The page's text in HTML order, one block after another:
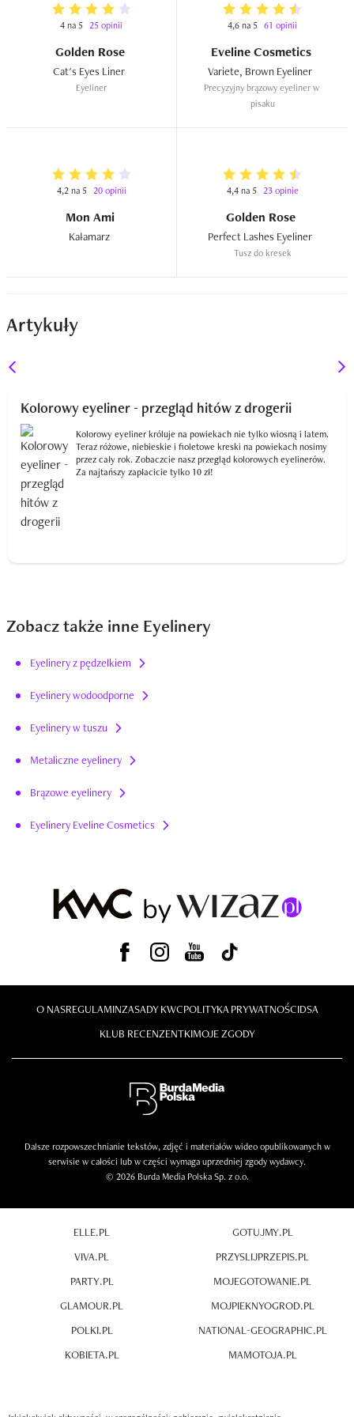
reakcji alergicznej czy innych negatywnych skutków
stosowania tego eyelinera
4 na 5 25 opinii
Golden Rose
Eyeliner
4,6 na 5 61 opinii
Eveline Cosmetics
Precyzyjny brązowy eyeliner w
pisaku
4,2 na 5 20 opinii
Mon Ami
4,4 na 5 23 opinie
Golden Rose
Tusz do kresek
Artykuły
Kolorowy eyeliner - przegląd hitów z drogerii
Kolorowy eyeliner króluje na powiekach nie tylko wiosną i latem.
Teraz różowe, niebieskie i fioletowe kreski na powiekach nosimy
przez cały rok. Zobaczcie nasz przegląd kolorowych eyelinerów.
Za najtańszy zapłacicie tylko 10 zł!
Zobacz także inne Eyelinery
Eyelinery z pędzelkiem
Eyelinery wodoodporne
Eyelinery w tuszu
Metaliczne eyelinery
Brązowe eyelinery
Eyelinery Eveline Cosmetics
O NASREGULAMINZASADY KWCPOLITYKA PRYWATNOŚCIDSA
KLUB RECENZENTKIMOJE ZGODY
Dalsze rozpowszechnianie tekstów, zdjęć i materiałów wideo opublikowanych w
serwisie w całości lub w części wymaga uprzedniej zgody wydawcy.
© 2026 Burda Media Polska Sp. z o.o.
ELLE.PL
VIVA.PL
PARTY.PL
GLAMOUR.PL
POLKI.PL
KOBIETA.PL
GOTUJMY.PL
PRZYSLIJPRZEPIS.PL
MOJEGOTOWANIE.PL
MOJPIEKNYOGROD.PL
NATIONAL-GEOGRAPHIC.PL
MAMOTOJA.PL